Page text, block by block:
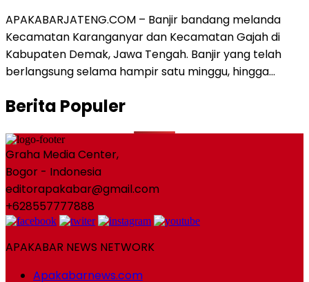
APAKABARJATENG.COM – Banjir bandang melanda
Kecamatan Karanganyar dan Kecamatan Gajah di
Kabupaten Demak, Jawa Tengah. Banjir yang telah
berlangsung selama hampir satu minggu, hingga…
Berita Populer
Graha Media Center,
Bogor - Indonesia
editorapakabar@gmail.com
+628557777888
APAKABAR NEWS NETWORK
Apakabarnews.com